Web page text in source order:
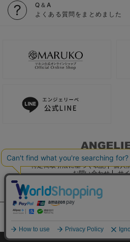
Q＆A
よくある質問をまとめました
ご利用ガイド 会社概要
特定商取引法に基づく表記
個人
お問い合わせ
サ
サイト内の文章、画像などの著作物はマ
©2022 MARUKO